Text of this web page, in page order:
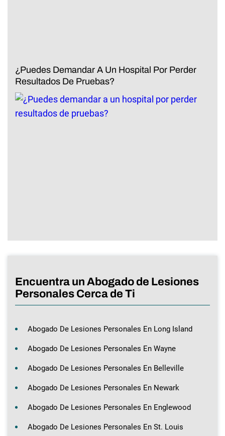
¿Puedes Demandar A Un Hospital Por Perder
Resultados De Pruebas?
Encuentra un Abogado de Lesiones
Personales Cerca de Ti
Abogado De Lesiones Personales En Long Island
Abogado De Lesiones Personales En Wayne
Abogado De Lesiones Personales En Belleville
Abogado De Lesiones Personales En Newark
Abogado De Lesiones Personales En Englewood
Abogado De Lesiones Personales En St. Louis